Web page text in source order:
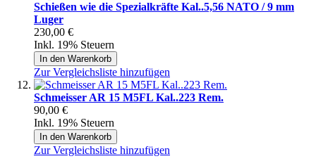
Schießen wie die Spezialkräfte Kal..5,56 NATO / 9 mm
Luger
230,00 €
Inkl. 19% Steuern
In den Warenkorb
Zur Vergleichsliste hinzufügen
Schmeisser AR 15 M5FL Kal..223 Rem.
90,00 €
Inkl. 19% Steuern
In den Warenkorb
Zur Vergleichsliste hinzufügen